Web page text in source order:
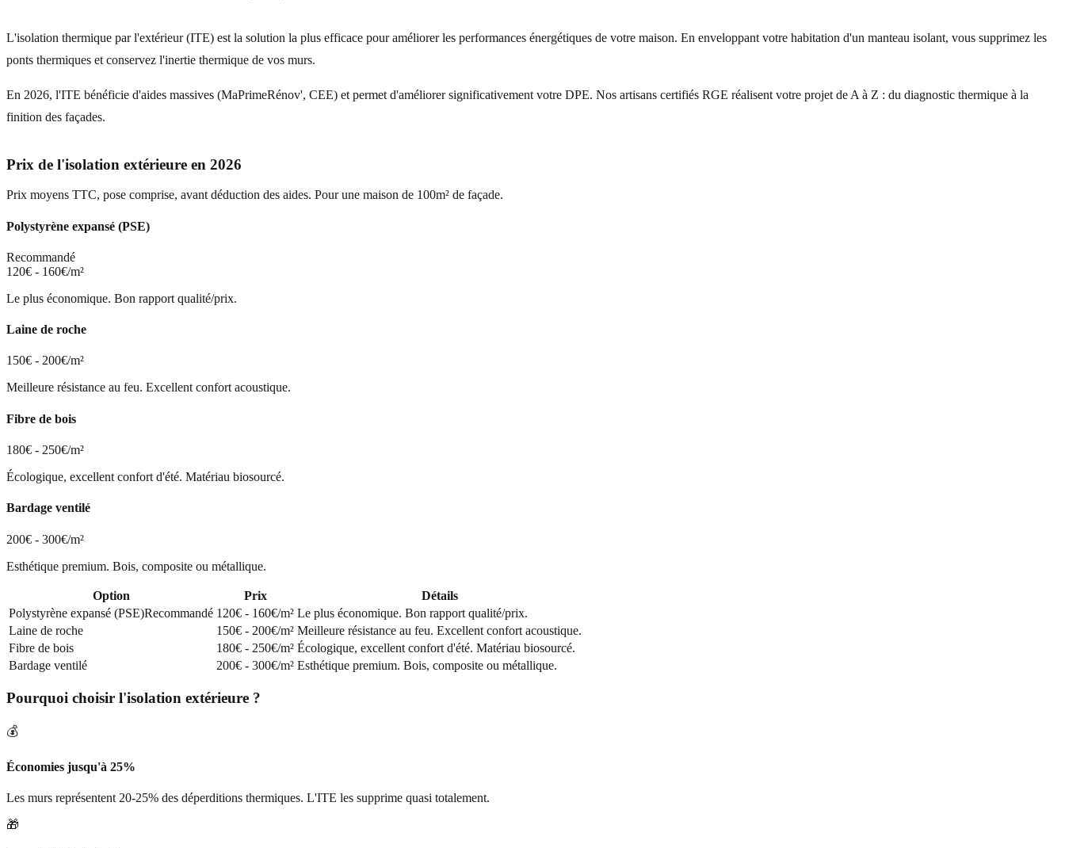
L'isolation thermique par l'extérieur (ITE) est la solution la plus efficace pour améliorer les performances énergétiques de votre maison. En enveloppant votre habitation d'un manteau isolant, vous supprimez les
ponts thermiques et conservez l'inertie thermique de vos murs.
En 2026, l'ITE bénéficie d'aides massives (MaPrimeRénov', CEE) et permet d'améliorer significativement votre DPE. Nos artisans certifiés RGE réalisent votre projet de A à Z : du diagnostic thermique à la
finition des façades.
Prix de l'isolation extérieure en 2026
Prix moyens TTC, pose comprise, avant déduction des aides. Pour une maison de 100m² de façade.
Polystyrène expansé (PSE)
Recommandé
120€ - 160€/m²
Le plus économique. Bon rapport qualité/prix.
Laine de roche
150€ - 200€/m²
Meilleure résistance au feu. Excellent confort acoustique.
Fibre de bois
180€ - 250€/m²
Écologique, excellent confort d'été. Matériau biosourcé.
Bardage ventilé
200€ - 300€/m²
Esthétique premium. Bois, composite ou métallique.
Option Prix
Détails
Polystyrène expansé (PSE)Recommandé 120€ - 160€/m² Le plus économique. Bon rapport qualité/prix.
Laine de roche
150€ - 200€/m² Meilleure résistance au feu. Excellent confort acoustique.
Fibre de bois
180€ - 250€/m² Écologique, excellent confort d'été. Matériau biosourcé.
Bardage ventilé
200€ - 300€/m² Esthétique premium. Bois, composite ou métallique.
Pourquoi choisir l'isolation extérieure ?
💰
Économies jusqu'à 25%
Les murs représentent 20-25% des déperditions thermiques. L'ITE les supprime quasi totalement.
🎁